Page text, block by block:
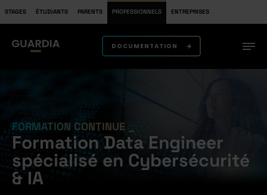
STAGES ÉTUDIANTS PARENTS PROFESSIONNELS ENTREPRISES
DOCUMENTATION
FORMATION CONTINUE
Formation Data Engineer
spécialisé en Cybersécurité
& IA